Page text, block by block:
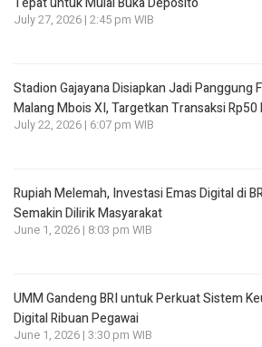
July 27, 2026 | 2:45 pm WIB
Stadion Gajayana Disiapkan Jadi Panggung
Malang Mbois XI, Targetkan Transaksi Rp50
July 22, 2026 | 6:07 pm WIB
Rupiah Melemah, Investasi Emas Digital di
Semakin Dilirik Masyarakat
June 1, 2026 | 8:03 pm WIB
UMM Gandeng BRI untuk Perkuat Sistem
Digital Ribuan Pegawai
June 1, 2026 | 3:30 pm WIB